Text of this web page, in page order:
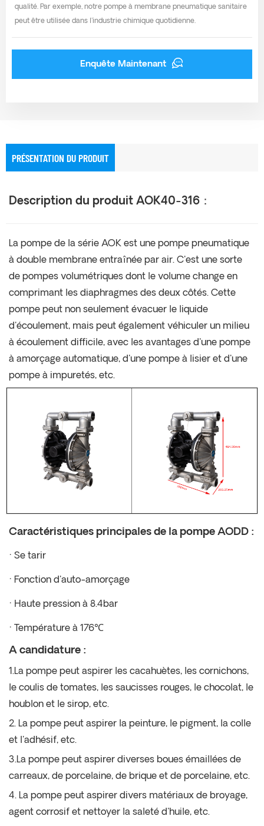
qualité. Par exemple, notre pompe à membrane pneumatique sanitaire
peut être utilisée dans l'industrie chimique quotidienne.
Enquête Maintenant
PRÉSENTATION DU PRODUIT
Description du produit AOK40-316 ：
La pompe de la série AOK est une pompe pneumatique
à double membrane entraînée par air. C'est une sorte
de pompes volumétriques dont le volume change en
comprimant les diaphragmes des deux côtés. Cette
pompe peut non seulement évacuer le liquide
d'écoulement, mais peut également véhiculer un milieu
à écoulement difficile, avec les avantages d'une pompe
à amorçage automatique, d'une pompe à lisier et d'une
pompe à impuretés, etc.
Caractéristiques principales de la pompe AODD :
· Se tarir
· Fonction d'auto-amorçage
· Haute pression à 8.4bar
· Température à 176℃
A candidature :
1.La pompe peut aspirer les cacahuètes, les cornichons,
le coulis de tomates, les saucisses rouges, le chocolat, le
houblon et le sirop, etc.
2. La pompe peut aspirer la peinture, le pigment, la colle
et l'adhésif, etc.
3.La pompe peut aspirer diverses boues émaillées de
carreaux, de porcelaine, de brique et de porcelaine, etc.
4. La pompe peut aspirer divers matériaux de broyage,
agent corrosif et nettoyer la saleté d'huile, etc.